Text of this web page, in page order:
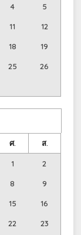
4 5
11 12
18 19
25 26
ศ. ส.
1 2
8 9
15 16
22 23